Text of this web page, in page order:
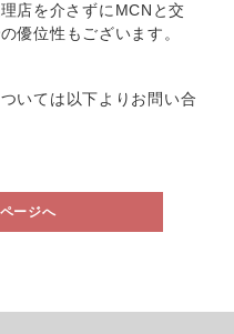
店を介さずにMCNと交
優位性もございます。
いては以下よりお問い合
ージへ